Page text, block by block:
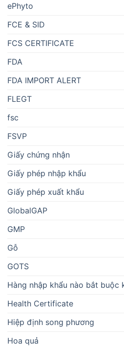
ePhyto
FCE & SID
FCS CERTIFICATE
FDA
FDA IMPORT ALERT
FLEGT
fsc
FSVP
Giấy chứng nhận
Giấy phép nhập khẩu
Giấy phép xuất khẩu
GlobalGAP
GMP
Gỗ
GOTS
Hàng nhập khẩu nào bắt buộc
Health Certificate
Hiệp định song phương
Hoa quả